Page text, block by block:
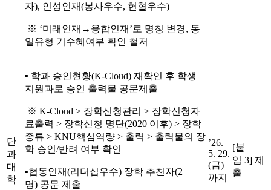
자), 인성인재(봉사우수, 헌혈우수)
※ ‘미래인재→융합인재’로 명칭 변경, 동
일유형 기수혜여부 확인 철저
단
과
대
학
▪ 학과 승인현황(K-Cloud) 재확인 후 학생
지원과로 승인 출력물 공문제출
※ K-Cloud > 장학신청관리 > 장학신청자
료출력 > 장학신청 명단(2020 이후) > 장학
종류 > KNU핵심역량 > 출력 > 출력물의 장
학 승인/반려 여부 확인
▪협동인재(리더십우수) 장학 추천자(2
명) 공문 제출
’26.
5. 29.
(금)
까지
[붙
임 3] 제
출